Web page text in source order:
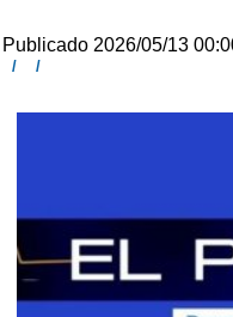
Publicado 2026/05/13
/ /